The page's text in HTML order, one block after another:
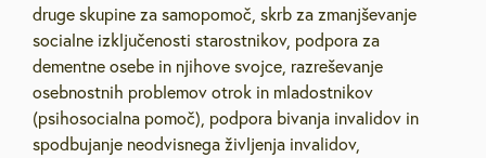
druge skupine za samopomoč, skrb za zmanjševanje
socialne izključenosti starostnikov, podpora za
dementne osebe in njihove svojce, razreševanje
osebnostnih problemov otrok in mladostnikov
(psihosocialna pomoč), podpora bivanja invalidov in
spodbujanje neodvisnega življenja invalidov,